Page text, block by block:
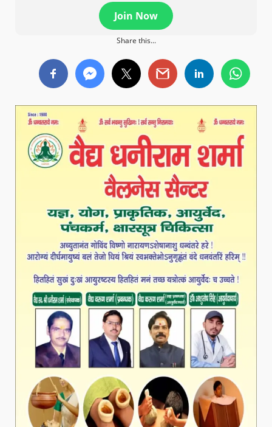
Join Now
Share this...